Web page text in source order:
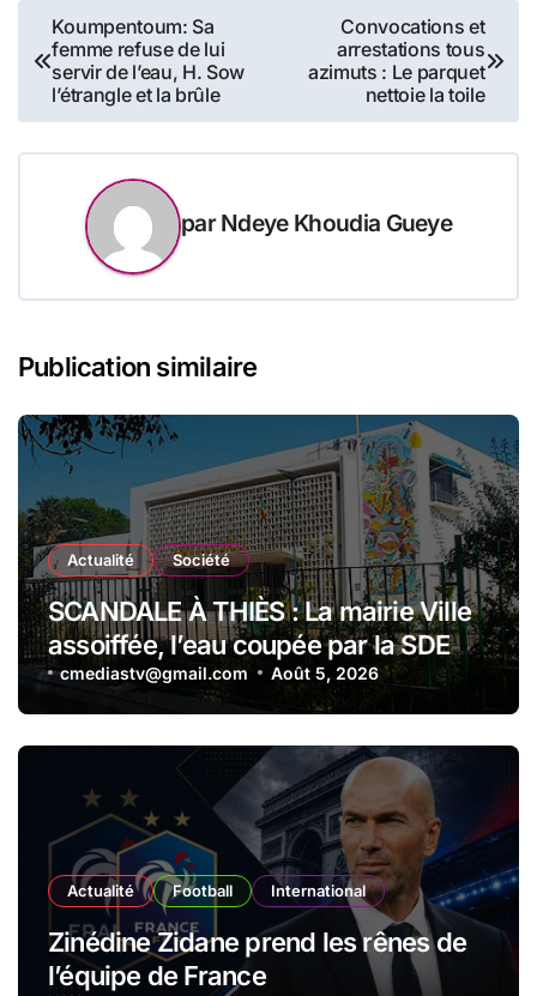
Navigation
de
l’article
Koumpentoum: Sa
femme refuse de lui
servir de l’eau, H. Sow
l’étrangle et la brûle
Convocations et
arrestations tous
azimuts : Le parquet
nettoie la toile
parNdeye Khoudia Gueye
Publication similaire
Actualité Société
SCANDALE À THIÈS : La mairie Ville
assoiffée, l’eau coupée par la SDE
pour impayés en plein festival de
millions !
cmediastv@gmail.com Août 5, 2026
Actualité Football International
Zinédine Zidane prend les rênes de
l’équipe de France